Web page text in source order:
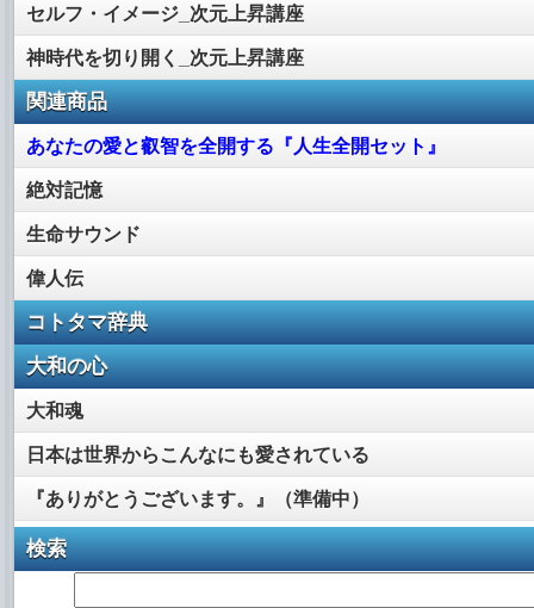
セルフ・イメージ_次元上昇講座
神時代を切り開く_次元上昇講座
関連商品
あなたの愛と叡智を全開する『人生全開セット』
絶対記憶
生命サウンド
偉人伝
コトタマ辞典
大和の心
大和魂
日本は世界からこんなにも愛されている
『ありがとうございます。』（準備中）
検索